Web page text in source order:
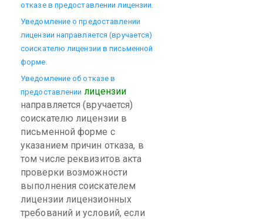
отказе в предоставлении лицензии.
Уведомление о предоставлении
лицензии направляется (вручается)
соискателю лицензии в письменной
форме.
Уведомление об отказе в
предоставлении лицензии
направляется (вручается)
соискателю лицензии в
письменной форме с
указанием причин отказа, в
том числе реквизитов акта
проверки возможности
выполнения соискателем
лицензии лицензионных
требований и условий, если